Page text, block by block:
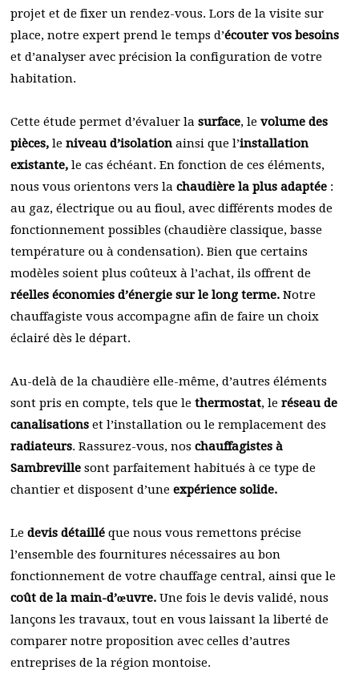
projet et de fixer un rendez-vous. Lors de la visite sur
place, notre expert prend le temps d’écouter vos besoins
et d’analyser avec précision la configuration de votre
habitation.
Cette étude permet d’évaluer la surface, le volume des
pièces, le niveau d’isolation ainsi que l’installation
existante, le cas échéant. En fonction de ces éléments,
nous vous orientons vers la chaudière la plus adaptée :
au gaz, électrique ou au fioul, avec différents modes de
fonctionnement possibles (chaudière classique, basse
température ou à condensation). Bien que certains
modèles soient plus coûteux à l’achat, ils offrent de
réelles économies d’énergie sur le long terme. Notre
chauffagiste vous accompagne afin de faire un choix
éclairé dès le départ.
Au-delà de la chaudière elle-même, d’autres éléments
sont pris en compte, tels que le thermostat, le réseau de
canalisations et l’installation ou le remplacement des
radiateurs. Rassurez-vous, nos chauffagistes à
Sambreville sont parfaitement habitués à ce type de
chantier et disposent d’une expérience solide.
Le devis détaillé que nous vous remettons précise
l’ensemble des fournitures nécessaires au bon
fonctionnement de votre chauffage central, ainsi que le
coût de la main-d’œuvre. Une fois le devis validé, nous
lançons les travaux, tout en vous laissant la liberté de
comparer notre proposition avec celles d’autres
entreprises de la région montoise.